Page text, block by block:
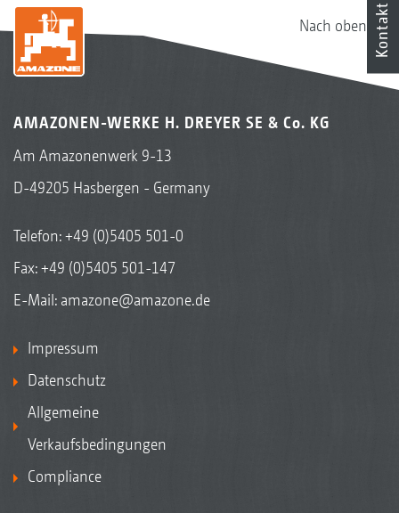
Nach oben
AMAZONEN-WERKE H. DREYER SE & Co. KG
Am Amazonenwerk 9-13
D-49205 Hasbergen - Germany
Telefon:+49 (0)5405 501-0
Fax: +49 (0)5405 501-147
E-Mail: amazone@amazone.de
Impressum
Datenschutz
Allgemeine
Verkaufsbedingungen
Compliance
Kontakt